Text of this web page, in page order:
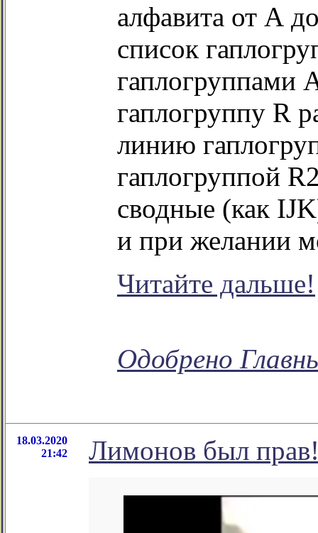
алфавита от А
список
гаплогруппами
гаплогруппу R
линию
гаплогруппой
сводные (как
и при желании
Читайте дальше!
Одобрено
18.03.2020
21:42
Лимонов был